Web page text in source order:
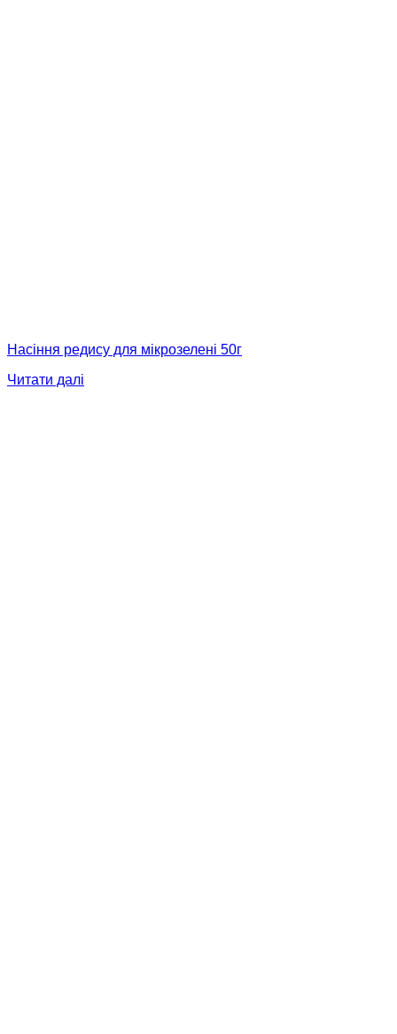
Насіння редису для мікрозелені 50г
Читати далі